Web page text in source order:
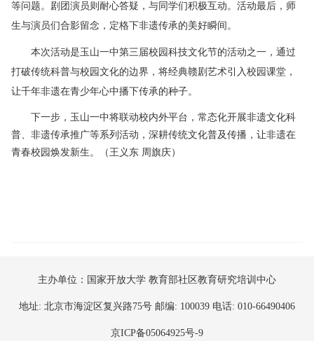
等问题。剧团演员则耐心答疑，与同学们积极互动。活动最后，师
生与演员们合影留念，定格下非遗传承的美好瞬间。
本次活动是玉山一中第三届校园科技文化节的活动之一，通过
打破传统科普与校园文化的边界，将经典赣剧艺术引入校园课堂，
让千年非遗在青少年心中播下传承的种子。
下一步，玉山一中将联动校内外平台，常态化开展非遗文化科
普、非遗传承推广等系列活动，深耕传统文化普及传播，让非遗在
青春校园焕发新生。（王义东 周旗庆）
主办单位：国家开放大学 教育部社区教育研究培训中心
地址: 北京市海淀区复兴路75号 邮编: 100039 电话: 010-66490406
京ICP备05064925号-9